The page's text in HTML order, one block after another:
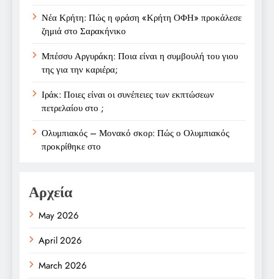
Νέα Κρήτη: Πώς η φράση «Κρήτη ΟΦΗ» προκάλεσε
ζημιά στο Σαρακήνικο
Μπέσσυ Αργυράκη: Ποια είναι η συμβουλή του γιου
της για την καριέρα;
Ιράκ: Ποιες είναι οι συνέπειες των εκπτώσεων
πετρελαίου στο ;
Ολυμπιακός – Μονακό σκορ: Πώς ο Ολυμπιακός
προκρίθηκε στο
Αρχεία
May 2026
April 2026
March 2026